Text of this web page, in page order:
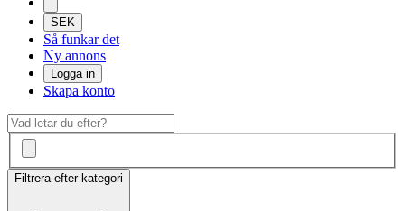
SEK
Så funkar det
Ny annons
Logga in
Skapa konto
Filtrera efter kategori